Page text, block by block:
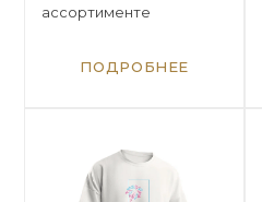
ассортименте
ПОДРОБНЕЕ